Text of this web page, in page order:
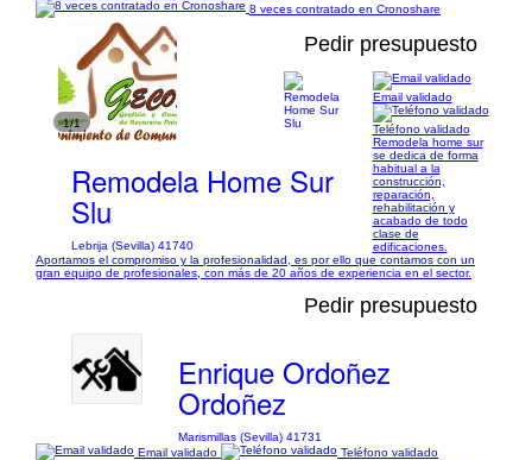
8 veces contratado en Cronoshare
1/1
Pedir presupuesto
Remodela Home Sur
Slu
Lebrija (Sevilla) 41740
Email validado
Teléfono validado
Remodela home sur
se dedica de forma
habitual a la
construcción,
reparación,
rehabilitación y
acabado de todo
clase de
edificaciones.
Aportamos el compromiso y la profesionalidad, es por ello que contamos con un
gran equipo de profesionales, con más de 20 años de experiencia en el sector.
Pedir presupuesto
Enrique Ordoñez
Ordoñez
Marismillas (Sevilla) 41731
Email validado
Teléfono validado